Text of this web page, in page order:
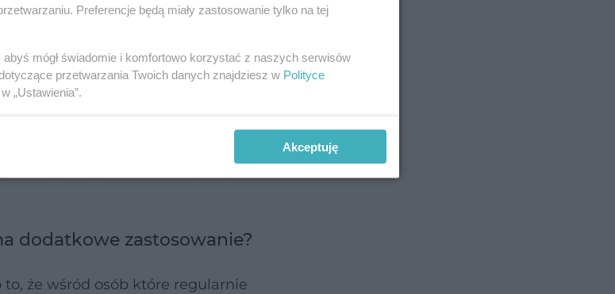
przeanalizowali informacje ogólne i
klasyfikacji pod względem klas ryzyka
D.
jako osoby nie stosujące preparatów ze
Kolejnym krokiem było sprawdzenie
związek chemiczny odpowiada
dodatkowe zastosowanie?
że wśród osób które regularnie
Preferencje będą miały zastosowanie tylko na tej
mógł świadomie i komfortowo korzystać z naszych serwisów
przetwarzania Twoich danych znajdziesz w Polityce
„Ustawienia”.
Akceptuję